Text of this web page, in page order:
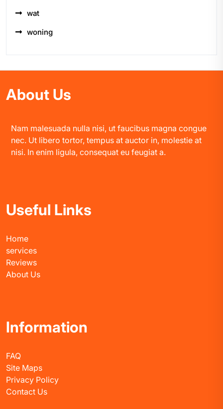
wat
woning
About Us
Nam malesuada nulla nisi, ut faucibus magna congue
nec. Ut libero tortor, tempus at auctor in, molestie at
nisi. In enim ligula, consequat eu feugiat a.
Useful Links
Home
services
Reviews
About Us
Information
FAQ
Site Maps
Privacy Policy
Contact Us